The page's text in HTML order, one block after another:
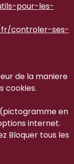
pour-les-
fr/controler-ses-
de la maniere
cookies.
en
internet.
Bloquer tous les